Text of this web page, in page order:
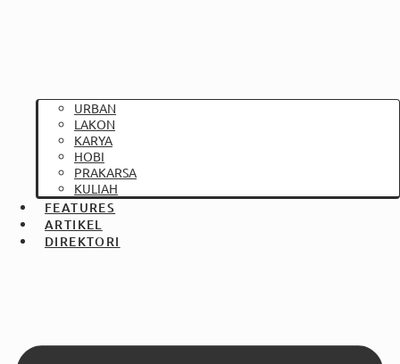
URBAN
LAKON
KARYA
HOBI
PRAKARSA
KULIAH
FEATURES
ARTIKEL
DIREKTORI